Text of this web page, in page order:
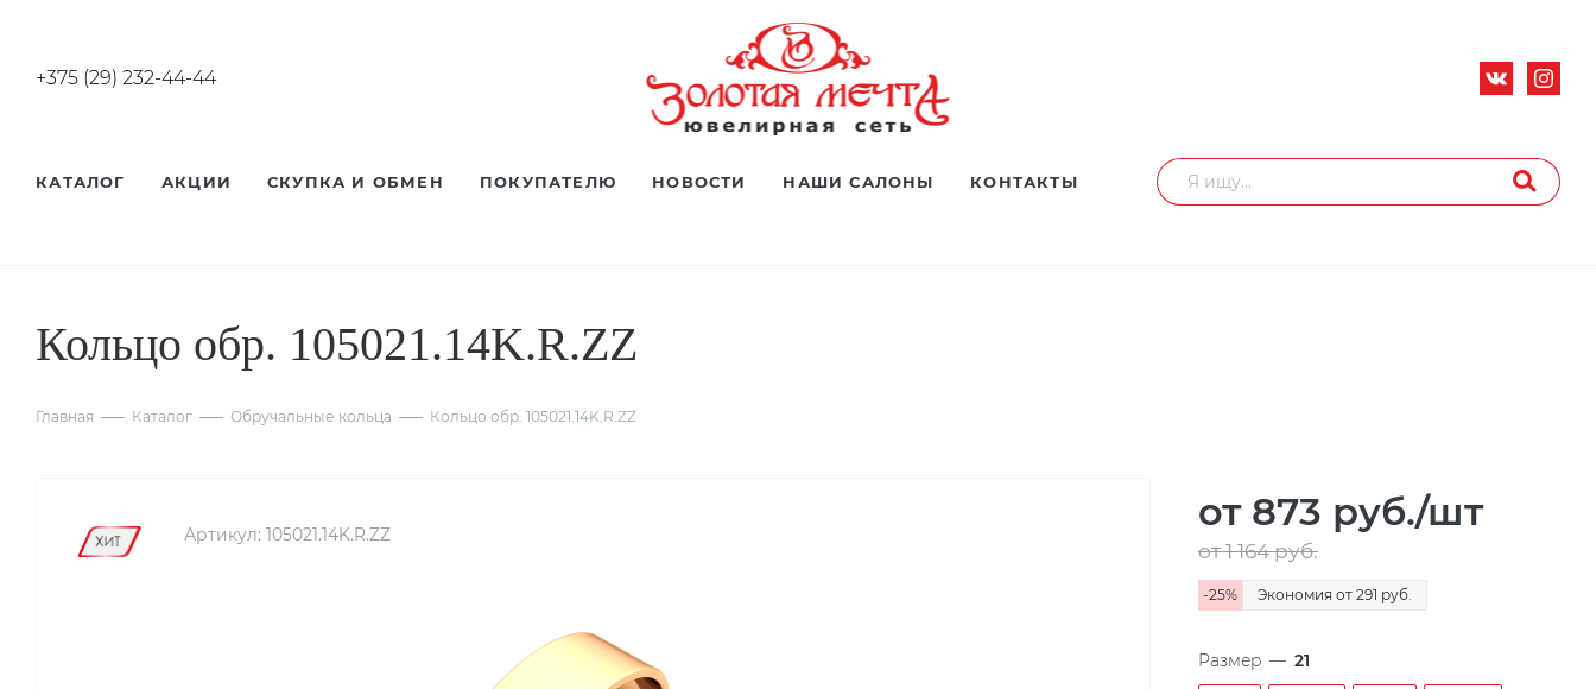
+375 (29) 232-44-44
КАТАЛОГ АКЦИИ СКУПКА И ОБМЕН ПОКУПАТЕЛЮ НОВОСТИ НАШИ САЛОНЫ КОНТАКТЫ
Кольцо обр. 105021.14K.R.ZZ
Главная Каталог Обручальные кольца Кольцо обр. 105021.14K.R.ZZ
Артикул: 105021.14K.R.ZZ от 873 руб./шт
от 1 164руб.
-25% Экономия от 291 руб.
Размер — 21